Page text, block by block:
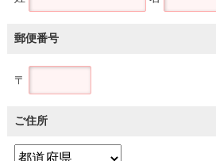
郵便番号
〒
ご住所